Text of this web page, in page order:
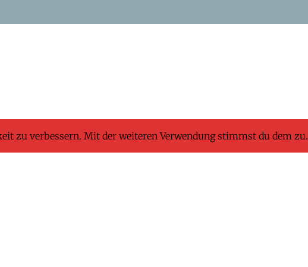
zu verbessern. Mit der weiteren Verwendung stimmst du dem zu.